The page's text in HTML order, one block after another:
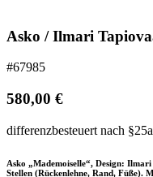
Asko / Ilmari
#67985
580,00 €
differenzbesteuert nach
Asko „Mademoiselle“, Design:
Stellen (Rückenlehne, Rand, Füße).